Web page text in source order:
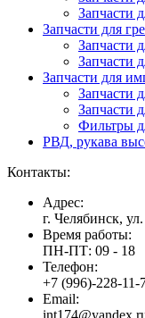
Запчасти
Запчасти для
Запчасти
Запчасти
Запчасти для
Запчасти
Запчасти
Фильтры
РВД, рукава
Контакты:
Адрес:
г. Челябинск,
Время работы:
ПН-ПТ: 09 - 18
Телефон:
+7 (996)-228-11-
Email: